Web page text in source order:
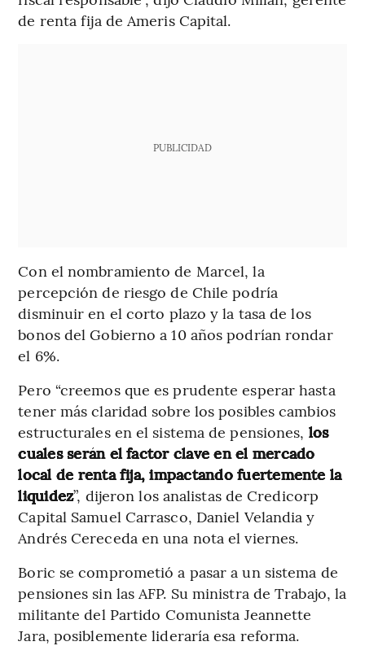
de renta fija de Ameris Capital.
PUBLICIDAD
Con el nombramiento de Marcel, la
percepción de riesgo de Chile podría
disminuir en el corto plazo y la tasa de los
bonos del Gobierno a 10 años podrían rondar
el 6%.
Pero “creemos que es prudente esperar hasta
tener más claridad sobre los posibles cambios
estructurales en el sistema de pensiones, los
cuales serán el factor clave en el mercado
local de renta fija, impactando fuertemente la
liquidez”, dijeron los analistas de Credicorp
Capital Samuel Carrasco, Daniel Velandia y
Andrés Cereceda en una nota el viernes.
Boric se comprometió a pasar a un sistema de
pensiones sin las AFP. Su ministra de Trabajo, la
militante del Partido Comunista Jeannette
Jara, posiblemente lideraría esa reforma.